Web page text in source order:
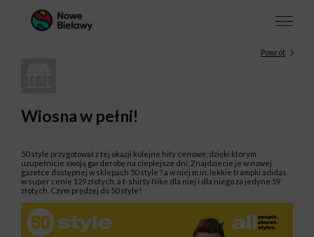
Powrót
Wiosna w pełni!
50 style przygotował z tej okazji kolejne hity cenowe, dzięki którym
uzupełnicie swoją garderobę na cieplejsze dni. Znajdziecie je w nowej
gazetce dostępnej w sklepach 50 style ? a w niej m.in. lekkie trampki adidas
w super cenie 129 złotych, a t-shirty Nike dla niej i dla niego za jedyne 59
złotych. Czym prędzej do 50 style!